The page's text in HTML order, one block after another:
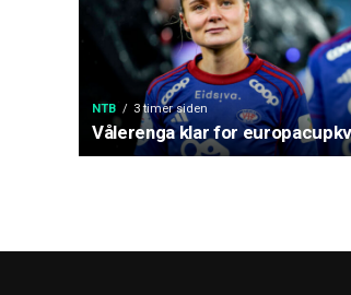
NTB 3 timer siden
Vålerenga klar for